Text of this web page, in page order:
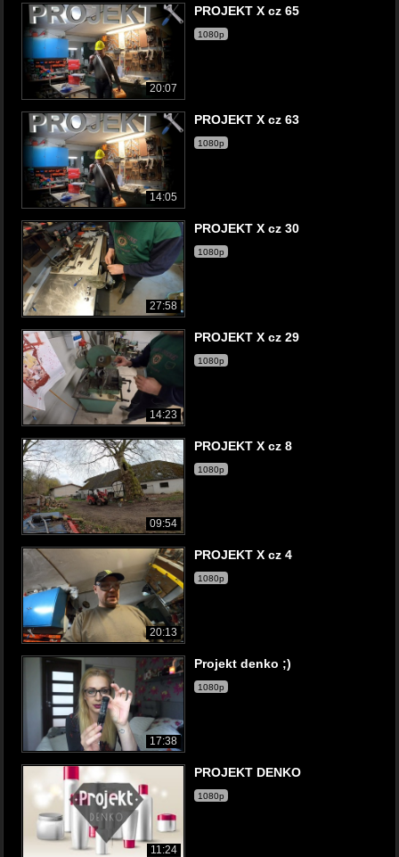
20:07
PROJEKT X cz 65
1080p
14:05
PROJEKT X cz 63
1080p
27:58
PROJEKT X cz 30
1080p
14:23
PROJEKT X cz 29
1080p
09:54
PROJEKT X cz 8
1080p
20:13
PROJEKT X cz 4
1080p
17:38
Projekt denko ;)
1080p
11:24
PROJEKT DENKO
1080p